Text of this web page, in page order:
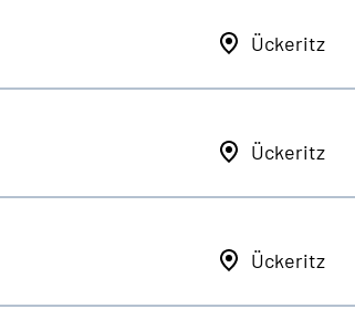
Ückeritz
Ückeritz
Ückeritz